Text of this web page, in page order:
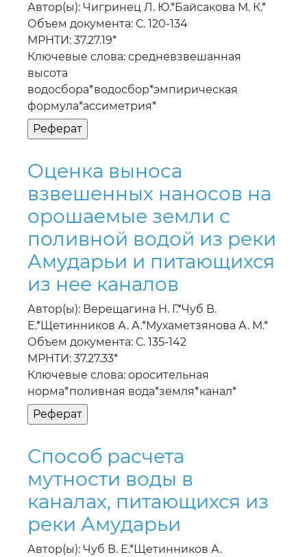
Автор(ы): Чигринец Л. Ю.*Байсакова М. К.*
Объем документа: С. 120-134
МРНТИ: 37.27.19*
Ключевые слова: средневзвешанная
высота
водосбора*водосбор*эмпирическая
формула*ассиметрия*
Оценка выноса
взвешенных наносов на
орошаемые земли с
поливной водой из реки
Амударьи и питающихся
из нее каналов
Автор(ы): Верещагина Н. Г.*Чуб В.
Е.*Щетинников А. А.*Мухаметзянова А. М.*
Объем документа: С. 135-142
МРНТИ: 37.27.33*
Ключевые слова: оросительная
норма*поливная вода*земля*канал*
Способ расчета
мутности воды в
каналах, питающихся из
реки Амударьи
Автор(ы): Чуб В. Е.*Щетинников А.